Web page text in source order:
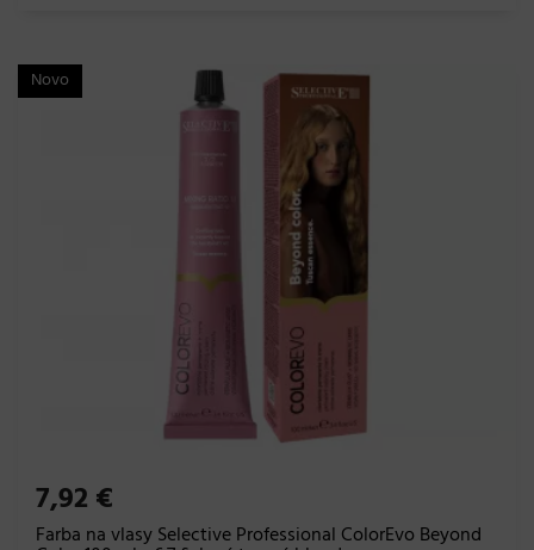
Novo
7,92 €
Farba na vlasy Selective Professional ColorEvo Beyond